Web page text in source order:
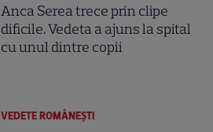
Anca Serea trece prin clipe
dificile. Vedeta a ajuns la spital
cu unul dintre copii
VEDETE ROMÂNEŞTI